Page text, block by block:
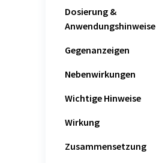
Dosierung &
Anwendungshinweise
Gegenanzeigen
Nebenwirkungen
Wichtige Hinweise
Wirkung
Zusammensetzung